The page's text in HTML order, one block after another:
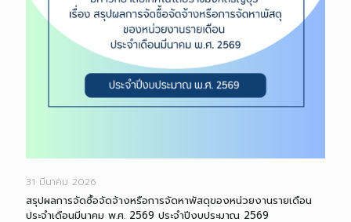
31 มีนาคม 2026
สรุปผลการจัดซื้อจัดจ้างหรือการจัดหาพัสดุของหน่วยงานรายเดือน
ประจำเดือนมีนาคม พ.ศ. 2569 ประจำปีงบประมาณ 2569